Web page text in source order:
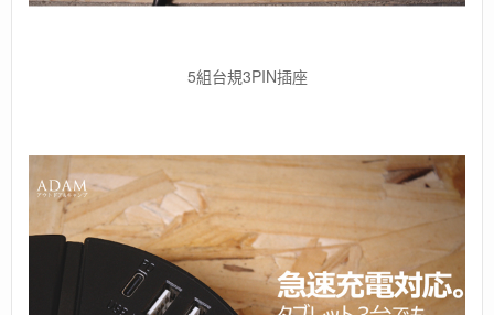
5組台規3PIN插座